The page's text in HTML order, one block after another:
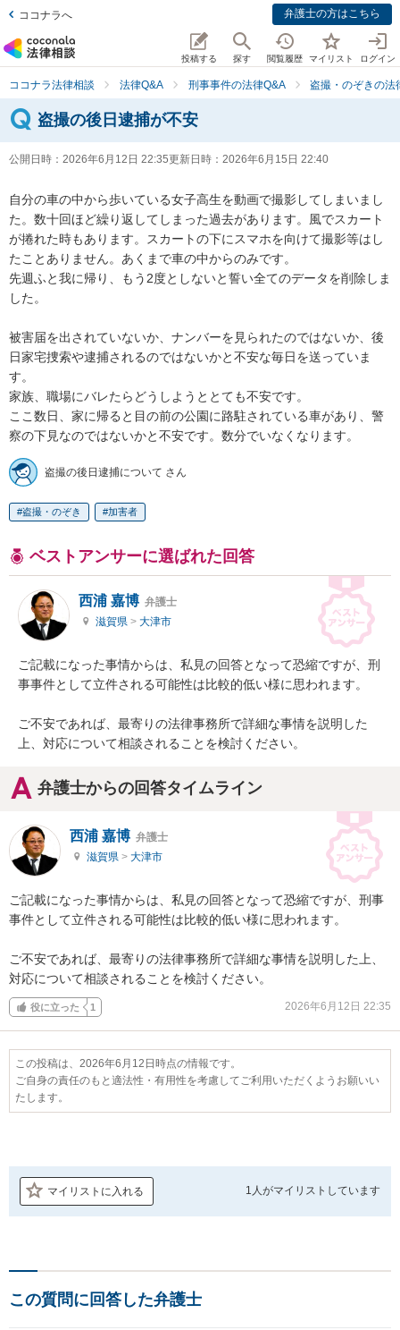
ココナラへ 弁護士の方はこちら
投稿する 探す 閲覧履歴 マイリスト ログイン
ココナラ法律相談 法律Q&A 刑事事件の法律Q&A 盗撮・のぞきの法
盗撮の後日逮捕が不安
公開日時： 2026年6月12日 22:35更新日時： 2026年6月15日 22:40
自分の車の中から歩いている女子高生を動画で撮影してしまいまし
た。数十回ほど繰り返してしまった過去があります。風でスカート
が捲れた時もあります。スカートの下にスマホを向けて撮影等はし
たことありません。あくまで車の中からのみです。
先週ふと我に帰り、もう2度としないと誓い全てのデータを削除しま
した。
被害届を出されていないか、ナンバーを見られたのではないか、後
日家宅捜索や逮捕されるのではないかと不安な毎日を送っていま
す。
家族、職場にバレたらどうしようととても不安です。
ここ数日、家に帰ると目の前の公園に路駐されている車があり、警
察の下見なのではないかと不安です。数分でいなくなります。
盗撮の後日逮捕について さん
盗撮・のぞき 加害者
ベストアンサーに選ばれた回答
西浦 嘉博 弁護士
滋賀県 > 大津市
ご記載になった事情からは、私見の回答となって恐縮ですが、刑
事事件として立件される可能性は比較的低い様に思われます。
ご不安であれば、最寄りの法律事務所で詳細な事情を説明した
上、対応について相談されることを検討ください。
弁護士からの回答タイムライン
西浦 嘉博 弁護士
滋賀県 > 大津市
ご記載になった事情からは、私見の回答となって恐縮ですが、刑事
事件として立件される可能性は比較的低い様に思われます。
ご不安であれば、最寄りの法律事務所で詳細な事情を説明した上、
対応について相談されることを検討ください。
役に立った 1 2026年6月12日 22:35
この投稿は、2026年6月12日時点の情報です。
ご自身の責任のもと適法性・有用性を考慮してご利用いただくようお願いい
たします。
マイリストに入れる 1人がマイリストしています
この質問に回答した弁護士